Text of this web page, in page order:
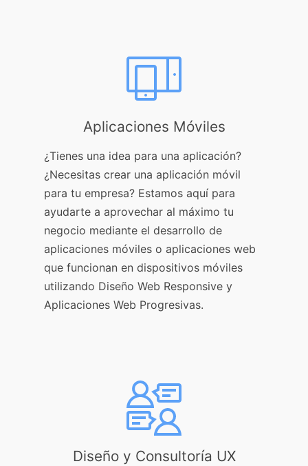
Aplicaciones Móviles
¿Tienes una idea para una aplicación?
¿Necesitas crear una aplicación móvil
para tu empresa? Estamos aquí para
ayudarte a aprovechar al máximo tu
negocio mediante el desarrollo de
aplicaciones móviles o aplicaciones web
que funcionan en dispositivos móviles
utilizando Diseño Web Responsive y
Aplicaciones Web Progresivas.
Diseño y Consultoría UX